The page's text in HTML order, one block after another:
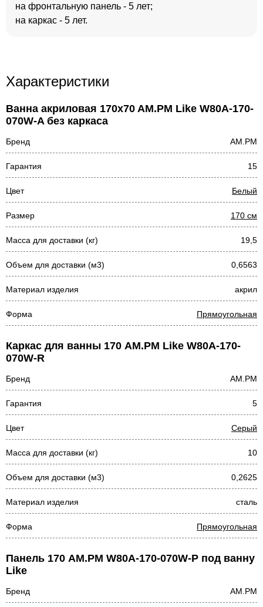
на фронтальную панель - 5 лет;
на каркас - 5 лет.
Характеристики
Ванна акриловая 170x70 AM.PM Like W80A-170-
070W-A без каркаса
Бренд AM.PM
Гарантия 15
Цвет Белый
Размер 170 см
Масса для доставки (кг) 19,5
Объем для доставки (м3) 0,6563
Материал изделия акрил
Форма Прямоугольная
Каркас для ванны 170 AM.PM Like W80A-170-
070W-R
Бренд AM.PM
Гарантия 5
Цвет Серый
Масса для доставки (кг) 10
Объем для доставки (м3) 0,2625
Материал изделия сталь
Форма Прямоугольная
Панель 170 AM.PM W80A-170-070W-P под ванну
Like
Бренд AM.PM